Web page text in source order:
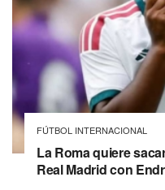
FÚTBOL INTERNACIONAL
La Roma quiere
Real Madrid con